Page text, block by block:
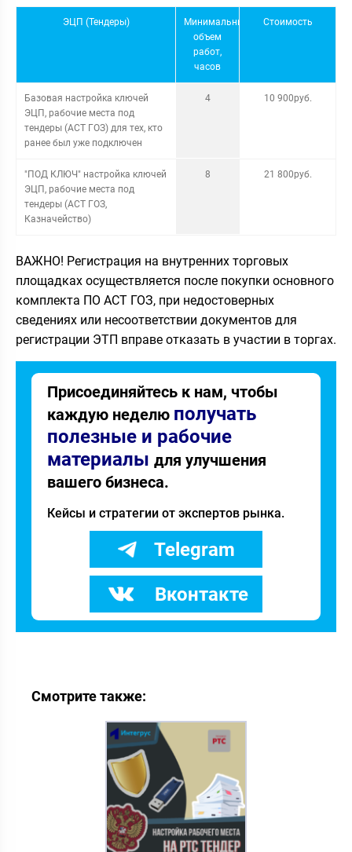
ЭЦП (Тендеры)
Минимальный
объем
работ,
часов
Стоимость
Базовая настройка ключей
ЭЦП, рабочие места под
тендеры (АСТ ГОЗ) для тех, кто
ранее был уже подключен
4 10 900руб.
"ПОД КЛЮЧ" настройка ключей
ЭЦП, рабочие места под
тендеры (АСТ ГОЗ,
Казначейство)
8 21 800руб.
ВАЖНО! Регистрация на внутренних торговых
площадках осуществляется после покупки основного
комплекта ПО АСТ ГОЗ, при недостоверных
сведениях или несоответствии документов для
регистрации ЭТП вправе отказать в участии в торгах.
Присоединяйтесь к нам, чтобы
каждую неделю получать
полезные и рабочие
материалы для улучшения
вашего бизнеса.
Кейсы и стратегии от экспертов рынка.
Telegram
Вконтакте
Смотрите также: